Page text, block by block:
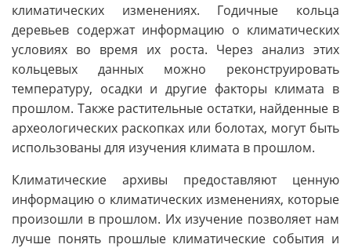
климатических изменениях. Годичные кольца
деревьев содержат информацию о климатических
условиях во время их роста. Через анализ этих
кольцевых данных можно реконструировать
температуру, осадки и другие факторы климата в
прошлом. Также растительные остатки, найденные в
археологических раскопках или болотах, могут быть
использованы для изучения климата в прошлом.
Климатические архивы предоставляют ценную
информацию о климатических изменениях, которые
произошли в прошлом. Их изучение позволяет нам
лучше понять прошлые климатические события и